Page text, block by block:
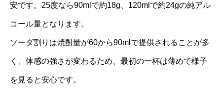
安です。25度なら90mlで約18g、120mlで約24gの純アル
コール量となります。
ソーダ割りは焼酎量が60から90mlで提供されることが多
く、体感の強さが変わるため、最初の一杯は薄めで様子
を見ると安心です。